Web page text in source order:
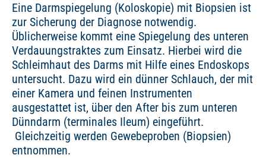
Eine Darmspiegelung (Koloskopie) mit Biopsien ist
zur Sicherung der Diagnose notwendig.
Üblicherweise kommt eine Spiegelung des unteren
Verdauungstraktes zum Einsatz. Hierbei wird die
Schleimhaut des Darms mit Hilfe eines Endoskops
untersucht. Dazu wird ein dünner Schlauch, der mit
einer Kamera und feinen Instrumenten
ausgestattet ist, über den After bis zum unteren
Dünndarm (terminales Ileum) eingeführt.
Gleichzeitig werden Gewebeproben (Biopsien)
entnommen.